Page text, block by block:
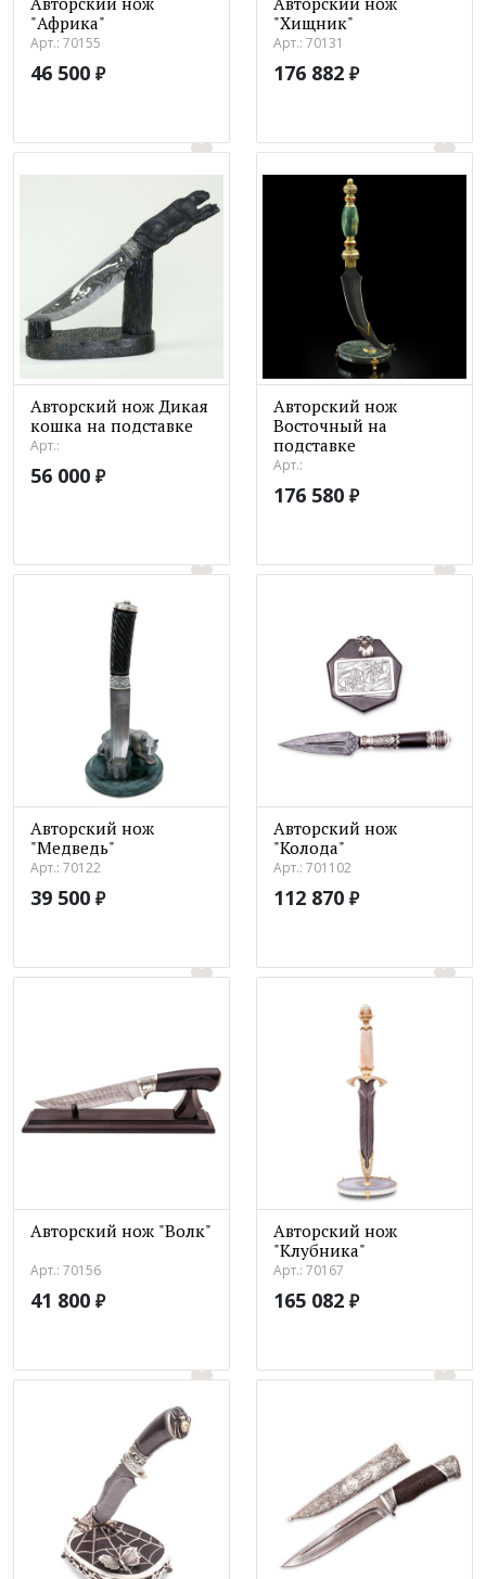
"Африка"
Арт.: 70155
46 500 ₽
"Хищник"
Арт.: 70131
176 882 ₽
Авторский нож Дикая
кошка на подставке
Арт.:
56 000 ₽
Авторский нож
Восточный на
подставке
Арт.:
176 580 ₽
Авторский нож
"Медведь"
Арт.: 70122
39 500 ₽
Авторский нож
"Колода"
Арт.: 701102
112 870 ₽
Авторский нож "Волк"
Арт.: 70156
41 800 ₽
Авторский нож
"Клубника"
Арт.: 70167
165 082 ₽